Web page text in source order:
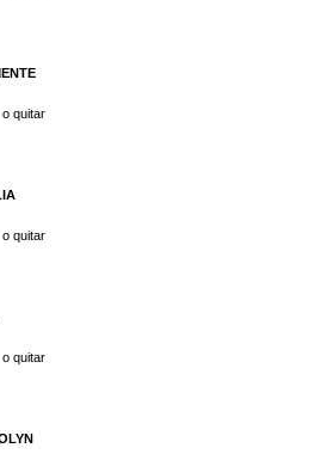
oquitar
oquitar
oquitar